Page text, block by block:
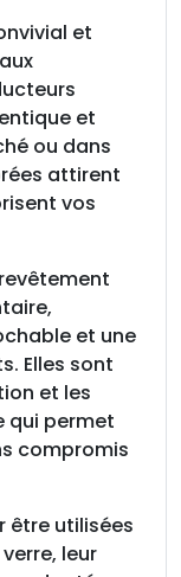
et
et
ou dans
attirent
vos
et une
Elles sont
et les
qui permet
compromis
être utilisées
leur